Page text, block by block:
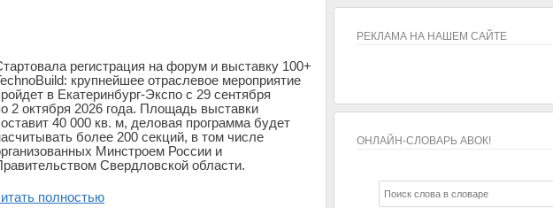
регистрация на форум и выставку 100+
крупнейшее отраслевое мероприятие
в Екатеринбург-Экспо с 29 сентября
2 октября 2026 года. Площадь выставки
40 000 кв. м, деловая программа будет
более 200 секций, в том числе
Минстроем России и
Свердловской области.
полностью
РЕКЛАМА НА НАШЕМ САЙТЕ
ОНЛАЙН-СЛОВАРЬ АВОК!